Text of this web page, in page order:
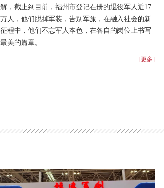
解，截止到目前，福州市登记在册的退役军人近17
万人，他们脱掉军装，告别军旅，在融入社会的新
征程中，他们不忘军人本色，在各自的岗位上书写
最美的篇章。
[更多]